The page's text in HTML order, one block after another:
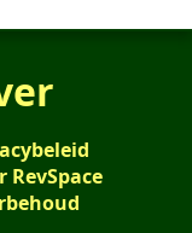
RevSpace